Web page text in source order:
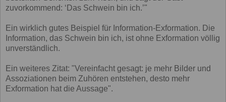
zuvorkommend: ‘Das Schwein bin ich.’"
Ein wirklich gutes Beispiel für Information-Exformation. Die
Information, das Schwein bin ich, ist ohne Exformation völlig
unverständlich.
Ein weiteres Zitat: "Vereinfacht gesagt: je mehr Bilder und
Assoziationen beim Zuhören entstehen, desto mehr
Exformation hat die Aussage".